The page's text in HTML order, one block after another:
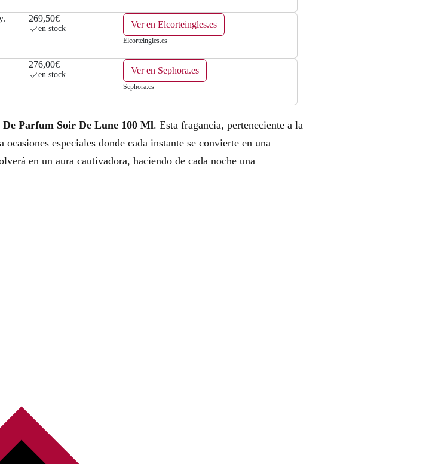
269,50€
en stock Ver en Elcorteingles.es
Elcorteingles.es
276,00€
en stock Ver en Sephora.es
Sephora.es
De Parfum Soir De Lune 100 Ml. Esta fragancia, perteneciente a la
especiales donde cada instante se convierte en una
en un aura cautivadora, haciendo de cada noche una